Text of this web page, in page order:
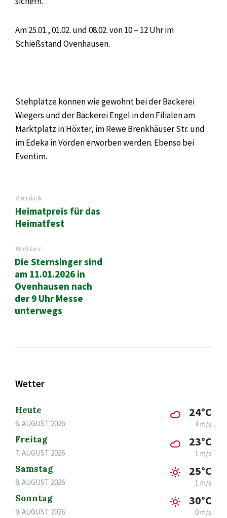
Am 25.01., 01.02. und 08.02. von 10 – 12 Uhr im
Schießstand Ovenhausen.
Stehplätze können wie gewohnt bei der Bäckerei
Wiegers und der Bäckerei Engel in den Filialen am
Marktplatz in Höxter, im Rewe Brenkhäuser Str. und
im Edeka in Vörden erworben werden. Ebenso bei
Eventim.
Zurück
Heimatpreis für das
Heimatfest
Weiter
Die Sternsinger sind
am 11.01.2026 in
Ovenhausen nach
der 9 Uhr Messe
unterwegs
Wetter
Heute
6. AUGUST 2026
24°C
4 m/s
Freitag
7. AUGUST 2026
23°C
1 m/s
Samstag
8. AUGUST 2026
25°C
1 m/s
Sonntag
9. AUGUST 2026
30°C
0 m/s